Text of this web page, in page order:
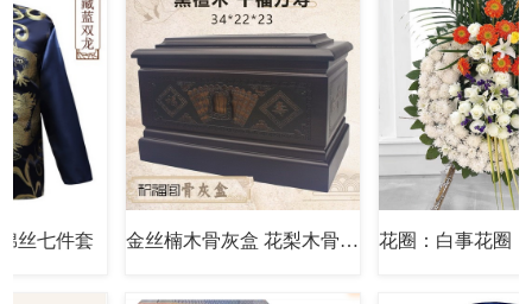
寿衣男女全套棉丝七件套 金丝楠木骨灰盒 花梨木骨灰盒 黑檀木骨灰盒 仿红木骨灰盒